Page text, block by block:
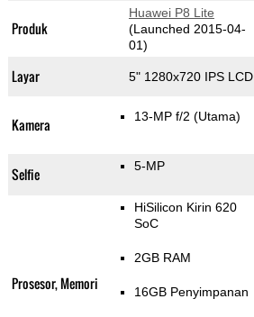
Produk
Huawei P8 Lite
(Launched 2015-04-
01)
Layar 5" 1280x720 IPS LCD
Kamera 13-MP f/2 (Utama)
Selfie 5-MP
Prosesor, Memori
HiSilicon Kirin 620
SoC
2GB RAM
16GB Penyimpanan